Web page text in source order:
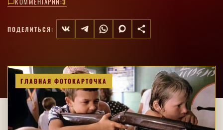
ПОДЕЛИТЬСЯ:
ГЛАВНАЯ ФОТОКАРТОЧКА